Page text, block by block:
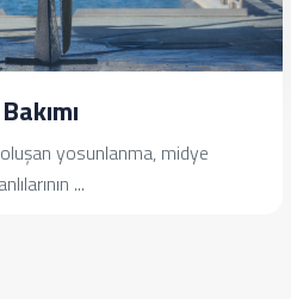
yosunlanma, midye
...